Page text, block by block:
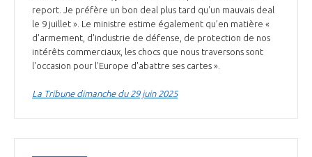
STARTAIR
COMMISSIONS ET COMITÉS
UN ÉCOSYSTÈME INTÉGRÉ ET COHÉRENT
POURQUOI DEVENIR MEMBRE ?
LA MÉDIATION DANS LA FILIÈRE AÉRONAUTIQUE ET SPATIALE
LE MÉDIATEUR DE LA FILIÈRE AÉRONAUTIQUE ET SPATIALE
MÉDIATION ET CHARTE D’ENGAGEMENT SUR LES RELATIONS ENTRE
LE SALON DU BOURGET
L'OBSERVATOIRE
CHIFFRES CLÉS
report. Je préfère un bon deal plus tard qu'un mauvais deal
le 9 juillet ». Le ministre estime également qu’en matière «
d'armement, d'industrie de défense, de protection de nos
intérêts commerciaux, les chocs que nous traversons sont
l'occasion pour l'Europe d'abattre ses cartes ».
La Tribune dimanche du 29 juin 2025
Rencontres, salons, données sectorielles,
programmes ...